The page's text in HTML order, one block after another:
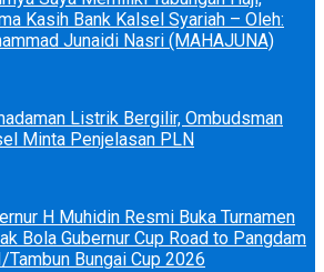
Kasih Bank Kalsel Syariah – Oleh:
Junaidi Nasri (MAHAJUNA)
Listrik Bergilir, Ombudsman
Minta Penjelasan PLN
H Muhidin Resmi Buka Turnamen
Bola Gubernur Cup Road to Pangdam
Tambun Bungai Cup 2026